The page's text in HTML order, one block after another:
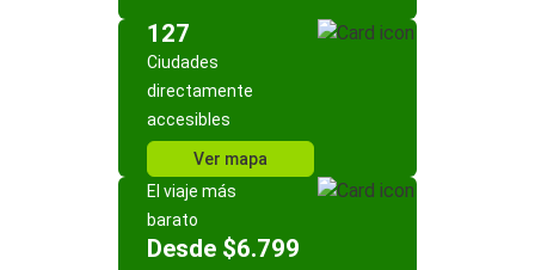
127
Ciudades
directamente
accesibles
Ver mapa
El viaje más
barato
Desde $6.799